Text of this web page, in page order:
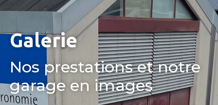
Galerie
Nos prestations et notre
garage en images